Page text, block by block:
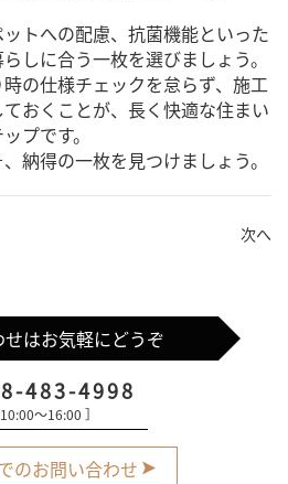
トへの配慮、抗菌機能といった
しに合う一枚を選びましょう。
の仕様チェックを怠らず、施工
おくことが、長く快適な住まい
プです。
納得の一枚を見つけましょう。
次へ
はお気軽にどうぞ
483-4998
10:00〜16:00 ］
のお問い合わせ